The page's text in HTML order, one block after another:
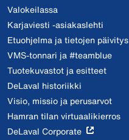
Valokeilassa
Karjaviesti -asiakaslehti
Etuohjelma ja tietojen päivitys
VMS-tonnari ja #teamblue
Tuotekuvastot ja esitteet
DeLaval historiikki
Visio, missio ja perusarvot
Hamran tilan virtuaalikierros
DeLaval Corporate